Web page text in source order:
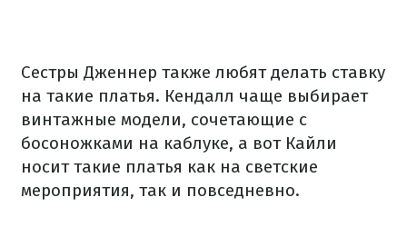
Сестры Дженнер также любят делать ставку
на такие платья. Кендалл чаще выбирает
винтажные модели, сочетающие с
босоножками на каблуке, а вот Кайли
носит такие платья как на светские
мероприятия, так и повседневно.